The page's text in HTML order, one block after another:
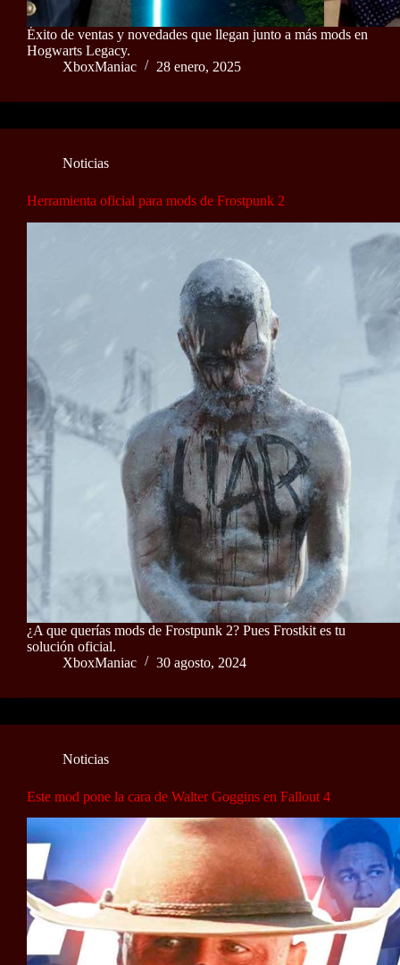
Éxito de ventas y novedades que llegan junto a más mods en
Hogwarts Legacy.
XboxManiac
28 enero, 2025
Noticias
Herramienta oficial para mods de Frostpunk 2
¿A que querías mods de Frostpunk 2? Pues Frostkit es tu
solución oficial.
XboxManiac
30 agosto, 2024
Noticias
Este mod pone la cara de Walter Goggins en Fallout 4